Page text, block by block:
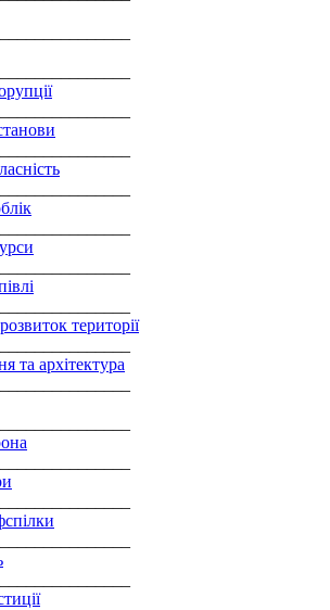
території
та архітектура